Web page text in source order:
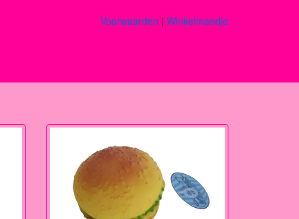
Voorwaarden | Winkelmandje